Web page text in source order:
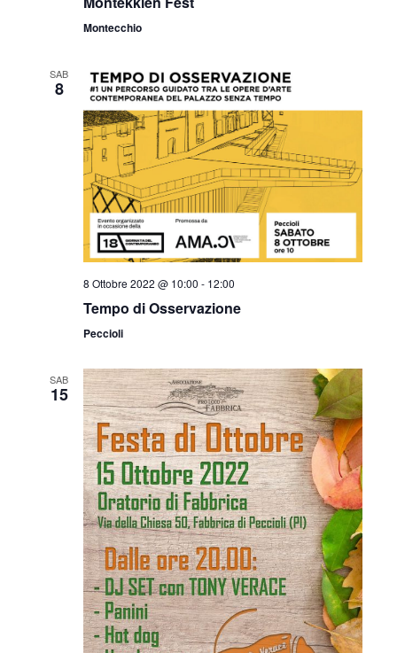
t
N
a
v
i
z
i
o
n
e
n
Montecchio
SAB
8
8 Ottobre 2022 @ 10:00 - 12:00
Tempo di Osservazione
Peccioli
SAB
15